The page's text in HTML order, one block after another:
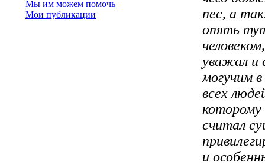
Мы им можем помочь
Мои публикации
пес, а
опять
уважал и
могучим
всех
которому
считал
и